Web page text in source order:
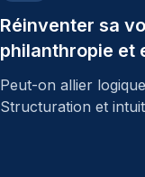
Réinventer sa
philanthropie et
avec Marie Logé
Peut-on allier
Structuration et